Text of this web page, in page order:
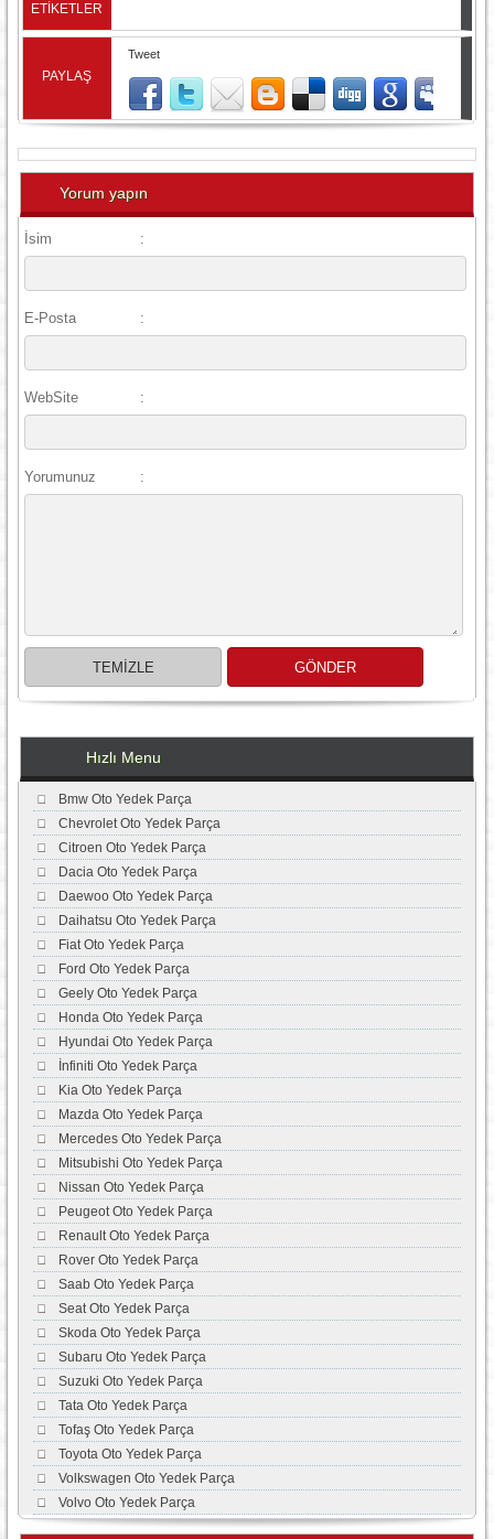
ETİKETLER
PAYLAŞ
Tweet
Yorum yapın
İsim :
E-Posta :
WebSite :
Yorumunuz :
Hızlı Menu
Bmw Oto Yedek Parça
Chevrolet Oto Yedek Parça
Citroen Oto Yedek Parça
Dacia Oto Yedek Parça
Daewoo Oto Yedek Parça
Daihatsu Oto Yedek Parça
Fiat Oto Yedek Parça
Ford Oto Yedek Parça
Geely Oto Yedek Parça
Honda Oto Yedek Parça
Hyundai Oto Yedek Parça
İnfiniti Oto Yedek Parça
Kia Oto Yedek Parça
Mazda Oto Yedek Parça
Mercedes Oto Yedek Parça
Mitsubishi Oto Yedek Parça
Nissan Oto Yedek Parça
Peugeot Oto Yedek Parça
Renault Oto Yedek Parça
Rover Oto Yedek Parça
Saab Oto Yedek Parça
Seat Oto Yedek Parça
Skoda Oto Yedek Parça
Subaru Oto Yedek Parça
Suzuki Oto Yedek Parça
Tata Oto Yedek Parça
Tofaş Oto Yedek Parça
Toyota Oto Yedek Parça
Volkswagen Oto Yedek Parça
Volvo Oto Yedek Parça